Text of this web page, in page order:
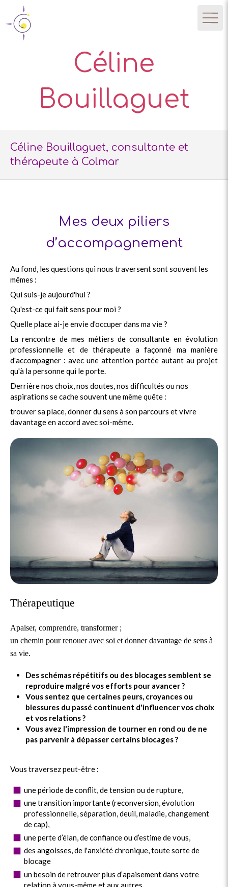
Céline
Bouillaguet
Céline Bouillaguet, consultante et
thérapeute à Colmar
Mes deux piliers
d’accompagnement
Au fond, les questions qui nous traversent sont souvent les
mêmes :
Qui suis-je aujourd'hui ?
Qu'est-ce qui fait sens pour moi ?
Quelle place ai-je envie d'occuper dans ma vie ?
La rencontre de mes métiers de consultante en évolution
professionnelle et de thérapeute a façonné ma manière
d'accompagner : avec une attention portée autant au projet
qu'à la personne qui le porte.
Derrière nos choix, nos doutes, nos difficultés ou nos
aspirations se cache souvent une même quête :
trouver sa place, donner du sens à son parcours et vivre
davantage en accord avec soi-même.
Thérapeutique
Apaiser, comprendre, transformer ;
un chemin pour renouer avec soi et donner davantage de sens à
sa vie.
Des schémas répétitifs ou des blocages semblent se
reproduire malgré vos efforts pour avancer ?
Vous sentez que certaines peurs, croyances ou
blessures du passé continuent d'influencer vos choix
et vos relations ?
Vous avez l'impression de tourner en rond ou de ne
pas parvenir à dépasser certains blocages ?
Vous traversez peut-être :
une période de conflit, de tension ou de rupture,
une transition importante (reconversion, évolution
professionnelle, séparation, deuil, maladie, changement
de cap),
une perte d’élan, de confiance ou d’estime de vous,
des angoisses, de l'anxiété chronique, toute sorte de
blocage
un besoin de retrouver plus d’apaisement dans votre
relation à vous-même et aux autres.